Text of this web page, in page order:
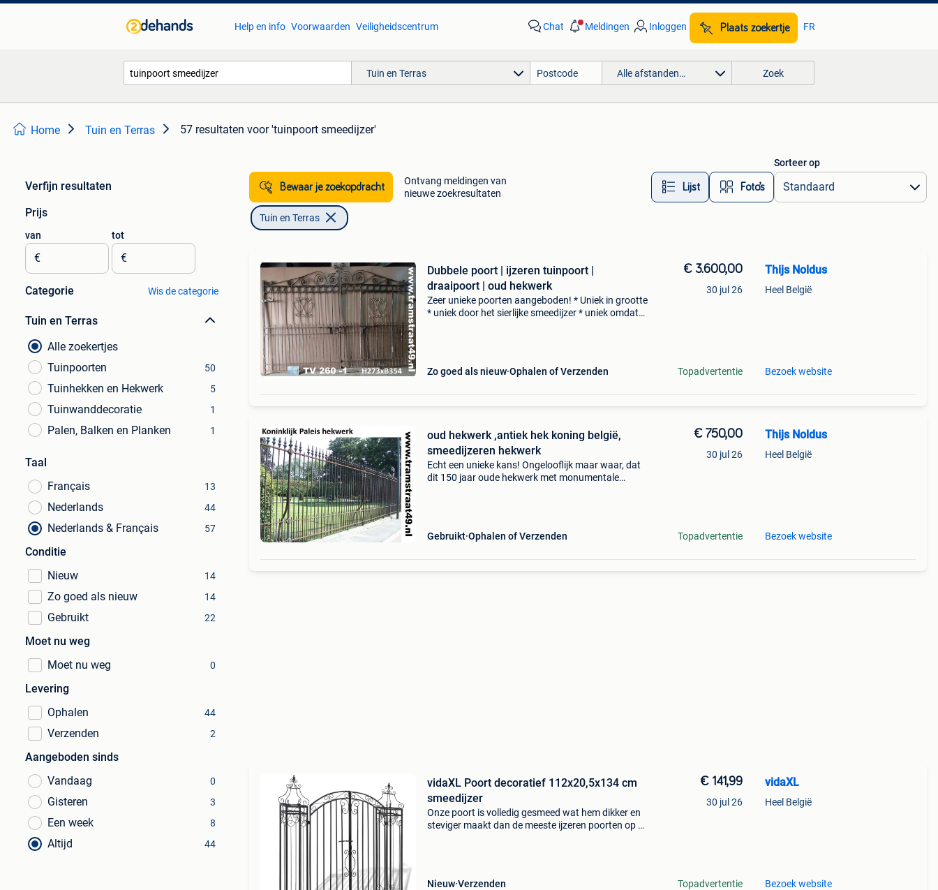
Help en info Voorwaarden Veiligheidscentrum Chat Meldingen Inloggen Plaats zoekertje FR
Tuin en Terras Alle afstanden… Zoek
Home Tuin en Terras 57 resultaten voor 'tuinpoort smeedijzer'
Verfijn resultaten
Prijs
van
€
tot
€
Categorie Wis de categorie
Tuin en Terras
Alle zoekertjes
Tuinpoorten
50
Tuinhekken en Hekwerk 5
Tuinwanddecoratie 1
Palen, Balken en Planken 1
Taal
Français
13
Nederlands 44
Nederlands & Français 57
Conditie
Nieuw
14
Zo goed als nieuw 14
Gebruikt 22
Moet nu weg
Moet nu weg
0
Levering
Ophalen
44
Verzenden 2
Aangeboden sinds
Vandaag
0
Gisteren 3
Een week 8
Altijd 44
Bewaar je zoekopdracht
Ontvang meldingen van
nieuwe zoekresultaten
Lijst Foto’s
Sorteer op
Tuin en Terras
Dubbele poort | ijzeren tuinpoort |
draaipoort | oud hekwerk
Zeer unieke poorten aangeboden! * Uniek in grootte
* uniek door het sierlijke smeedijzer * uniek omdat
Zo goed als nieuw Ophalen of Verzenden
€ 3.600,00
30 jul 26
Topadvertentie
Thijs Noldus
Heel België
Bezoek website
oud hekwerk ,antiek hek koning belgië,
smeedijzeren hekwerk
Echt een unieke kans! Ongelooflijk maar waar, dat
dit 150 jaar oude hekwerk met monumentale
Gebruikt Ophalen of Verzenden
€ 750,00
30 jul 26
Topadvertentie
Thijs Noldus
Heel België
Bezoek website
vidaXL Poort decoratief 112x20,5x134 cm
smeedijzer
Onze poort is volledig gesmeed wat hem dikker en
steviger maakt dan de meeste ijzeren poorten op de
Nieuw Verzenden
€ 141,99
30 jul 26
Topadvertentie
vidaXL
Heel België
Bezoek website